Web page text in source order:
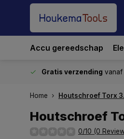
Accu gereedschap
Gratis verzending vanaf
Home Houtschroef Torx
Houtschroef
0/10 (0